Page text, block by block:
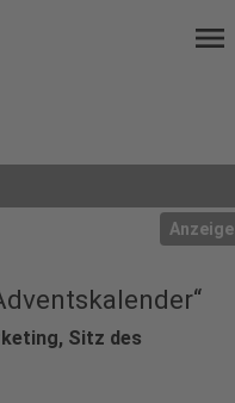
menu
Anzeige
Sitz des